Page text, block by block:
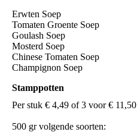
Erwten Soep
Tomaten Groente Soep
Goulash Soep
Mosterd Soep
Chinese Tomaten Soep
Champignon Soep
Stamppotten
Per stuk € 4,49 of 3 voor € 11,50
500 gr volgende soorten: